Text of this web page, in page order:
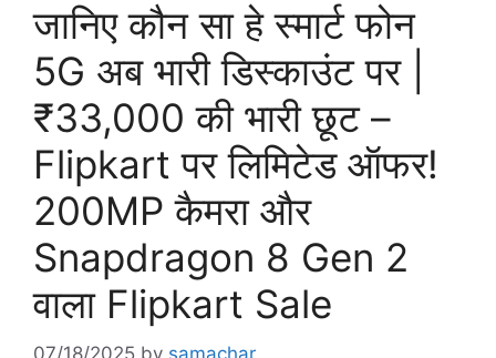
जानिए कौन सा हे स्मार्ट फोन
5G अब भारी डिस्काउंट पर |
₹33,000 की भारी छूट –
Flipkart पर लिमिटेड ऑफर!
200MP कैमरा और
Snapdragon 8 Gen 2
वाला Flipkart Sale
07/18/2025 by samachar